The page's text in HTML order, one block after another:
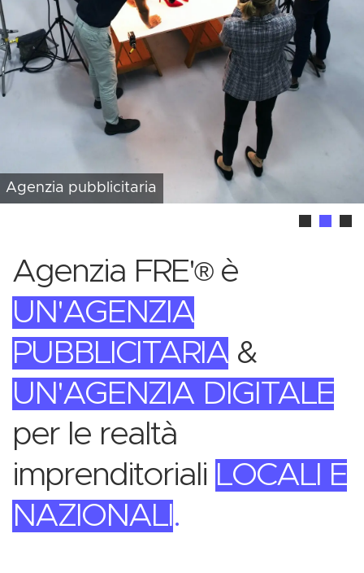
Agenzia pubblicitaria
Agenzia FRE'®è
UN'AGENZIA
PUBBLICITARIA &
UN'AGENZIA DIGITALE
per le realtà
imprenditoriali LOCALI E
NAZIONALI .